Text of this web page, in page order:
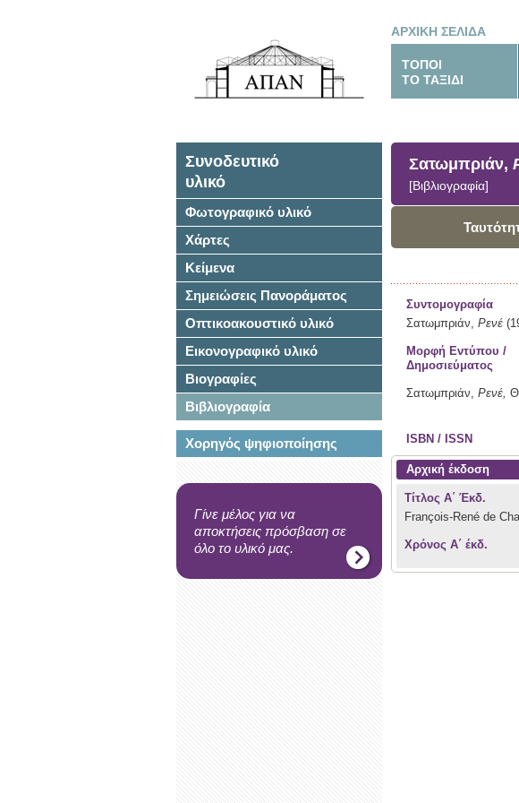
ΑΡΧΙΚΗ ΣΕΛΙΔΑ
ΤΟΠΟΙ
ΤΟ ΤΑΞΙΔΙ
Συνοδευτικό
υλικό
Φωτογραφικό υλικό
Χάρτες
Κείμενα
Σημειώσεις Πανοράματος
Οπτικοακουστικό υλικό
Εικονογραφικό υλικό
Βιογραφίες
Βιβλιογραφία
Χορηγός ψηφιοποίησης
Γίνε μέλος για να
αποκτήσεις πρόσβαση σε
όλο το υλικό μας.
Σατωμπριάν,
[Βιβλιογραφία]
Συντομογραφία
Σατωμπριάν, Ρενέ
Μορφή Εντύπου /
Δημοσιεύματος
Σατωμπριάν, Ρενέ,
ISBN / ISSN
Αρχική έκδοση
Τίτλος Α΄ Έκδ.
François-René de
Χρόνος Α΄ έκδ.